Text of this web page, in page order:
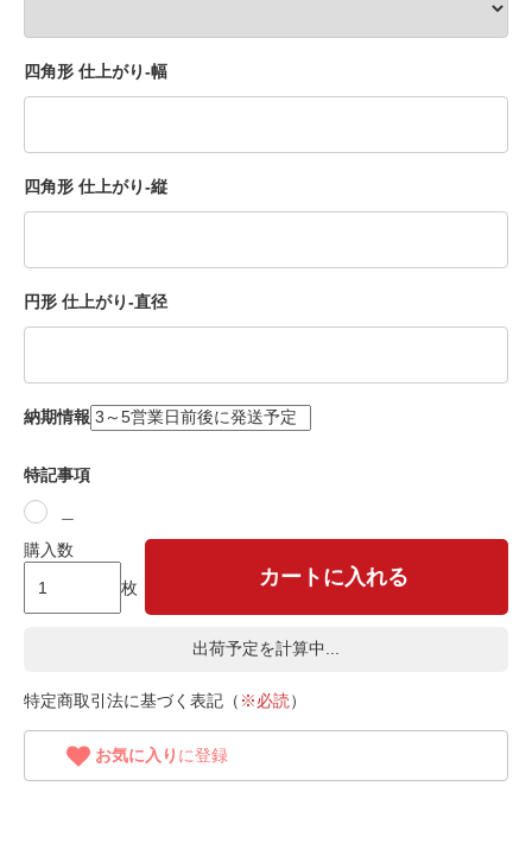
四角形 仕上がり-幅
四角形 仕上がり-縦
円形 仕上がり-直径
納期情報
特記事項
購入数
枚
カートに入れる
出荷予定を計算中...
特定商取引法に基づく表記（ ※必読）
お気に入り に登録